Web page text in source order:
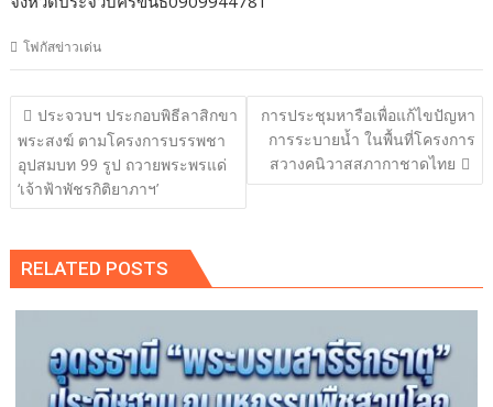
โฟกัสข่าวเด่น
แนะแนว
เรื่อง
ประจวบฯ ประกอบพิธีลาสิกขา
พระสงฆ์ ตามโครงการบรรพชา
อุปสมบท 99 รูป ถวายพระพรแด่
‘เจ้าฟ้าพัชรกิติยาภาฯ’
การประชุมหารือเพื่อแก้ไขปัญหา
การระบายน้ำ ในพื้นที่โครงการ
สวางคนิวาสสภากาชาดไทย
RELATED POSTS